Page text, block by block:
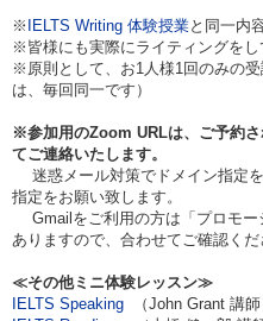
※ IELTS Writing 体験授業と同一内
※皆様にも実際にライティングをし
※原則として、お1人様1回のみの
は、毎回同一です）
※参加用のZoom URLは、ご予約さ
てご連絡いたします。
迷惑メール対策でドメイン指定
指定をお願い致します。
Gmailをご利用の方は「プロモー
ありますので、合わせてご確認くだ
≪その他ミニ体験レッスン≫
IELTS Speaking （John Grant 講師